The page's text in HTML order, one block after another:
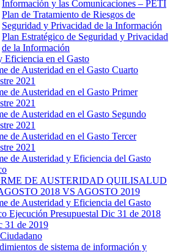
Información y las Comunicaciones – PETI
Plan de Tratamiento de Riesgos de
Seguridad y Privacidad de la Información
Plan Estratégico de Seguridad y Privacidad
de la Información
Eficiencia en el Gasto
de Austeridad en el Gasto Cuarto
2021
de Austeridad en el Gasto Primer
2021
de Austeridad en el Gasto Segundo
2021
de Austeridad en el Gasto Tercer
2021
de Austeridad y Eficiencia del Gasto
DE AUSTERIDAD QUILISALUD
2018 VS AGOSTO 2019
de Austeridad y Eficiencia del Gasto
Ejecución Presupuestal Dic 31 de 2018
31 de 2019
de sistema de información y